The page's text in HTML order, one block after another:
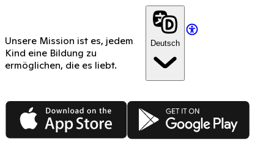
Unsere Mission ist es, jedem
Kind eine Bildung zu
ermöglichen, die es liebt.
Deutsch
App Store Google Play